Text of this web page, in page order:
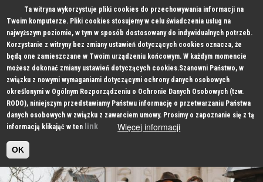
Ta witryna wykorzystuje pliki cookies do przechowywania informacji na
Twoim komputerze. Pliki cookies stosujemy w celu świadczenia usług na
najwyższym poziomie, w tym w sposób dostosowany do indywidualnych potrzeb.
Korzystanie z witryny bez zmiany ustawień dotyczących cookies oznacza, że
będą one zamieszczane w Twoim urządzeniu końcowym. W każdym momencie
możesz dokonać zmiany ustawień dotyczących cookies.Szanowni Państwo, w
związku z nowymi wymaganiami dotyczącymi ochrony danych osobowych
określonymi w Ogólnym Rozporządzeniu o Ochronie Danych Osobowych (tzw.
RODO), niniejszym przedstawiamy Państwu informację o przetwarzaniu Państwa
danych osobowych w związku z zawarciem umowy. Prosimy o zapoznanie się z tą
informacją klikająć w ten link Więcej informacji
OK